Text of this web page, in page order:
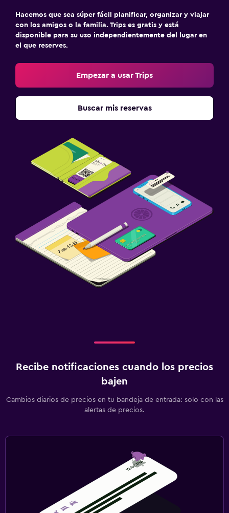
Hacemos que sea súper fácil planificar, organizar y viajar
con los amigos o la familia. Trips es gratis y está
disponible para su uso independientemente del lugar en
el que reserves.
Empezar a usar Trips
Buscar mis reservas
Recibe notificaciones cuando los precios
bajen
Cambios diarios de precios en tu bandeja de entrada: solo con las
alertas de precios.